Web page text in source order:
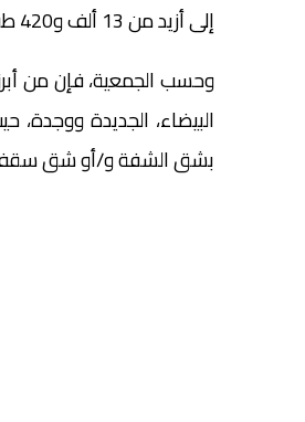
إلى أزيد من 13 ألف و420 طفلا وشابا بفضل الالتزام الثابت لمتطوعيها وتفانيهم في مساعدة الغير.
وحسب الجمعية، فإن من
البيضاء، الجديدة ووجدة،
بشق الشفة و/أو شق سقف